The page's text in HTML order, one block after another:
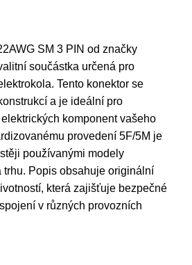
SM 3 PIN od značky
součástka určená pro
Tento konektor se
a je ideální pro
komponent vašeho
provedení 5F/5M je
používanými modely
trhu. Popis obsahuje originální
která zajišťuje bezpečné
v různých provozních